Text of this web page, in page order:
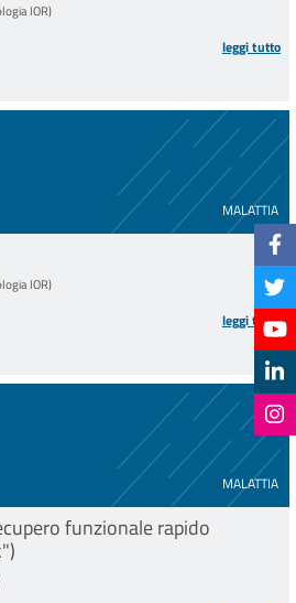
IOR)
leggi tutto
MALATTIA
IOR)
leggi tutto
MALATTIA
funzionale rapido